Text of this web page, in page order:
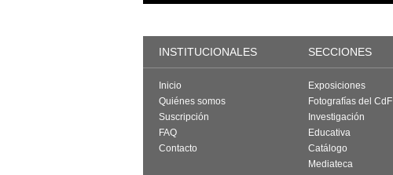
INSTITUCIONALES SECCIONES
Inicio
Quiénes somos
Suscripción
FAQ
Contacto
Exposiciones
Fotografías del CdF
Investigación
Educativa
Catálogo
Mediateca